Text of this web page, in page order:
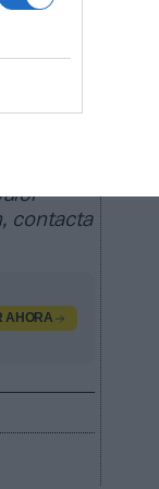
de
de
contacta
AHORA